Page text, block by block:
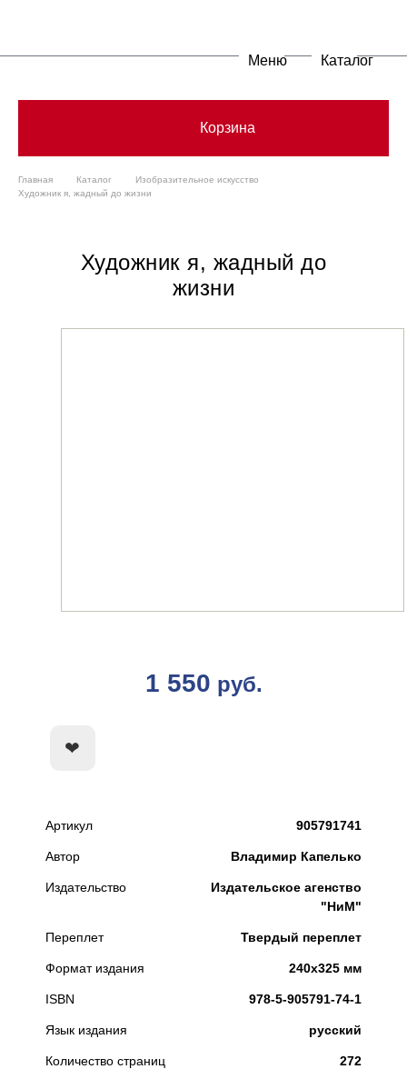
Меню Каталог
Корзина
Главная Каталог
Изобразительное искусство
Художник я, жадный до жизни
Художник я, жадный до
жизни
1 550 руб.
Артикул 905791741
Автор Владимир Капелько
Издательство
Издательское агенство
"НиМ"
Переплет Твердый переплет
Формат издания 240x325 мм
ISBN 978-5-905791-74-1
Язык издания русский
Количество страниц 272